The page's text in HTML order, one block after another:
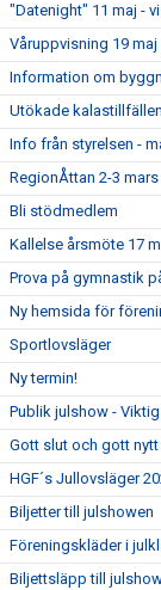
"Datenight" 11 maj -
Våruppvisning 19 maj
Information om
Utökade kalastillfällen
Info från styrelsen -
RegionÅttan 2-3 mars
Bli stödmedlem
Kallelse årsmöte 17
Prova på gymnastik
Ny hemsida för
Sportlovsläger
Ny termin!
Publik julshow -
Gott slut och gott nytt
HGF´s Jullovsläger
Biljetter till julshowen
Föreningskläder i
Biljettsläpp till